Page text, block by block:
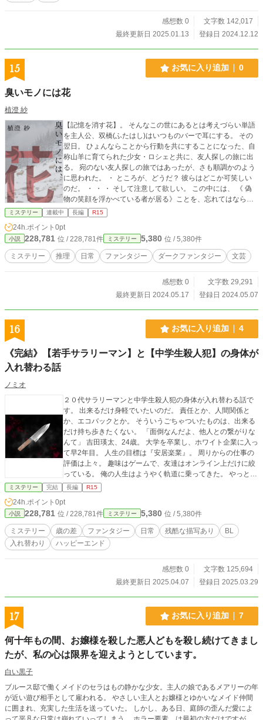
感想数 0
文字数 142,017
最終更新日 2025.01.13
登録日 2024.12.12
15 お気に入り追加 0
臭いモノには花
植澄 紗
【記憶を消す花】。 そんなこの世にあるとは考えづらい単語
を主人公、双橋(ふたはし)はいつものバーで耳にする。 その
翌日。 ひょんならことから行動を共にすることになった、自
称山羊に育てられた少女・ロシェと共に、友人探しの旅に出
る。 宛のない友人探しの旅ではあったが、さも順調かのよう
に思われた。 ・ ところが、どうだ？ 彼らはどこか可笑しい
のだ。 ・ ・ ・ そして注意して欲しい。 この中には、 《 偽
物の笑顔を浮かべている者が居る》ことを、忘れてはならな
い。 少女の手紙と共に十日間の出来事を綴る秘密のダークフ
ァンタジーミステリ。
ミステリー 連載中 長編 R15
24h.ポイント 0pt
小説 228,781 位 / 228,781件 ミステリー 5,380 位 / 5,380件
ミステリー 推理 日常 ファンタジー ダークファンタジー 文芸
感想数 0
文字数 29,291
最終更新日 2024.05.17
登録日 2024.05.07
16 お気に入り追加 4
《完結》【若手サラリーマン】と【中学生殺人犯】の身体が
入れ替わる話
ノミオ
２０代サラリーマンと中学生殺人犯の身体が入れ替わる話で
す。 出来るだけ身軽でいたいのだ。 責任とか、人間関係と
か、エコバックとか。 そういうごちゃついたものは、出来る
だけ持ち歩きたくない。 「面倒なんだよ、他人との繋がりな
んて」 吉田瑛太、24歳。 大学を卒業し、ホワイト企業に入っ
て早2年目。 人生の目標は『安居楽業』。 周りからの仕事の
評価は上々。 趣味はゲームで、友達はオンライン上だけに絞
っている。 俺の人生はようやく軌道に乗ってきた。 やっと掴
んだ安心安定の生活を守ることに俺は、日々心を砕いてい
た。 そんな俺がまさか──こんな目に逢うなんて。 若手サラ
リーマンと殺人犯の身体が入れ替わる話です。
ミステリー 完結 長編 R15
24h.ポイント 0pt
小説 228,781 位 / 228,781件 ミステリー 5,380 位 / 5,380件
ミステリー 歳の差 ファンタジー 日常 残酷な描写あり
BL
入れ替わり
ハッピーエンド
感想数 0
文字数 125,694
最終更新日 2025.04.07
登録日 2025.03.29
17 お気に入り追加 7
何十年もの間、お嬢様を殺した悪人どもを殺し続けてきまし
たが、私の心は限界を迎えようとしています。
白い黒子
ブルース邸で働くメイドのセラはもの静かな少女。主人の娘であるメアリーの年
が近い遊び相手として雇われる。 やさしい主人とお嬢様とゆかいなメイド仲間
に囲まれ、充実した生活を送っていた。 しかし、ある日、庭師の歪んだ愛によ